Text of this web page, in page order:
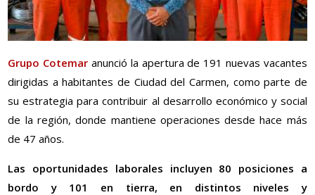
Grupo Cotemar anunció la apertura de 191 nuevas vacantes
dirigidas a habitantes de Ciudad del Carmen, como parte de
su estrategia para contribuir al desarrollo económico y social
de la región, donde mantiene operaciones desde hace más
de 47 años.
Las oportunidades laborales incluyen 80 posiciones a
bordo y 101 en tierra, en distintos niveles y